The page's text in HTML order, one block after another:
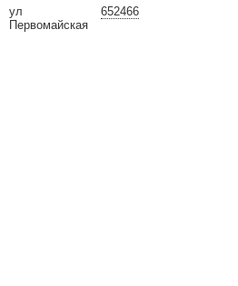
652466
ул
Первомайская